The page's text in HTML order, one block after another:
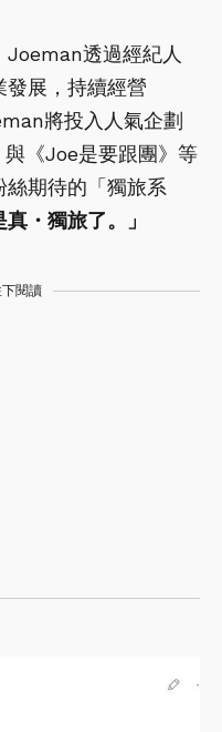
Joeman透過經紀人
發展，持續經營
將投入人氣企劃
《Joe是要跟團》等
絲期待的「獨旅系
真・獨旅了。」
閱讀